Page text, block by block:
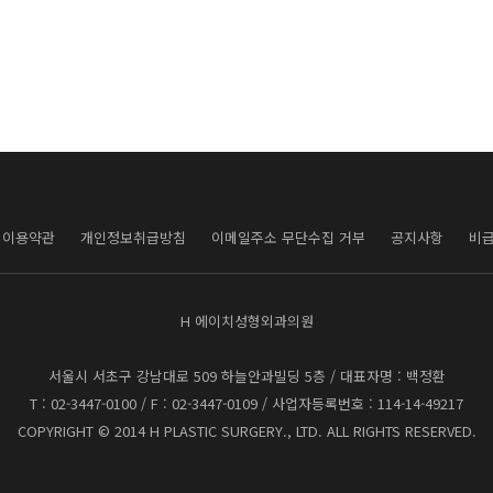
이용약관 개인정보취급방침 이메일주소 무단수집 거부 공지사항 비
H 에이치성형외과의원
서울시 서초구 강남대로 509 하늘안과빌딩 5층 / 대표자명 : 백정환
T : 02-3447-0100 / F : 02-3447-0109 / 사업자등록번호 : 114-14-49217
COPYRIGHT © 2014 H PLASTIC SURGERY., LTD. ALL RIGHTS RESERVED.